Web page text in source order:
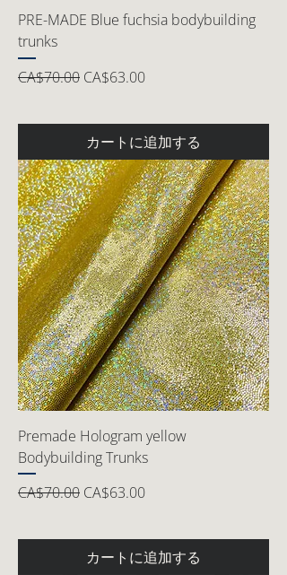
PRE-MADE Blue fuchsia bodybuilding
trunks
通常価格
CA$70.00 セール価格
CA$63.00
カートに追加する
Premade Hologram yellow
Bodybuilding Trunks
通常価格
CA$70.00 セール価格
CA$63.00
カートに追加する